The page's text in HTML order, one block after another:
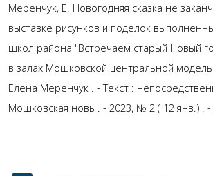
Меренчук, Е. Новогодняя сказка не
выставке рисунков и поделок
школ района "Встречаем старый Новый
в залах Мошковской центральной
Елена Меренчук . - Текст :
Мошковская новь . - 2023, № 2 ( 12 янв.) .